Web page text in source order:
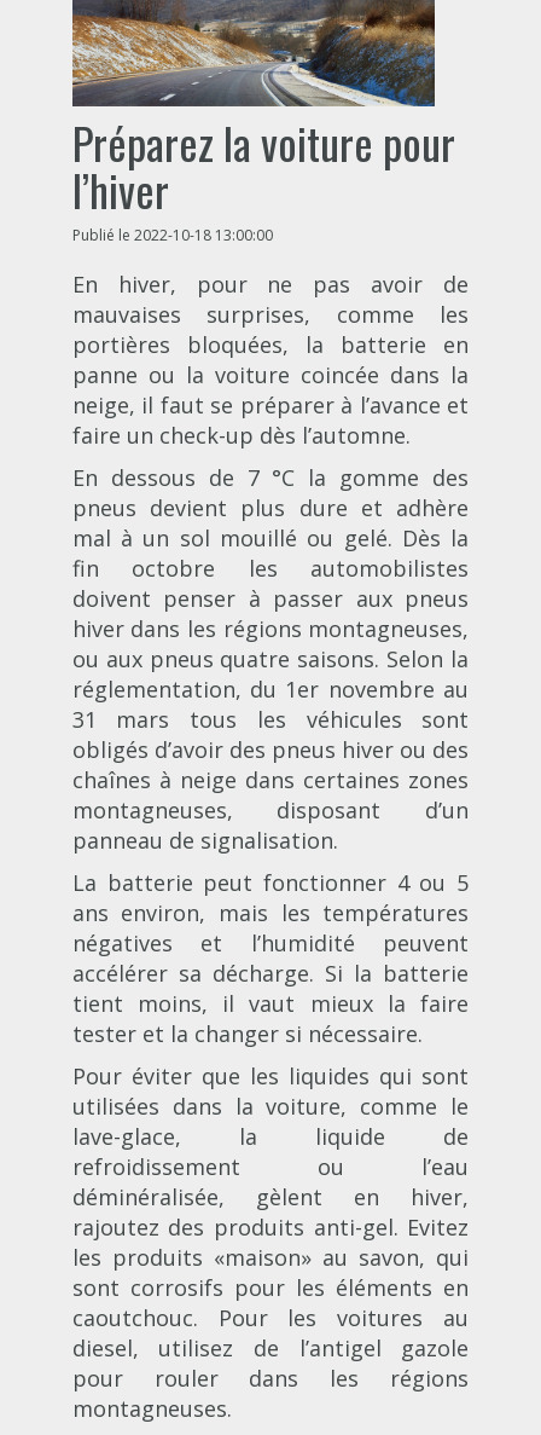
Préparez la voiture pour
l’hiver
Publié le 2022-10-18 13:00:00
En hiver, pour ne pas avoir de
mauvaises surprises, comme les
portières bloquées, la batterie en
panne ou la voiture coincée dans la
neige, il faut se préparer à l’avance et
faire un check-up dès l’automne.
En dessous de 7 °C la gomme des
pneus devient plus dure et adhère
mal à un sol mouillé ou gelé. Dès la
fin octobre les automobilistes
doivent penser à passer aux pneus
hiver dans les régions montagneuses,
ou aux pneus quatre saisons. Selon la
réglementation, du 1er novembre au
31 mars tous les véhicules sont
obligés d’avoir des pneus hiver ou des
chaînes à neige dans certaines zones
montagneuses, disposant d’un
panneau de signalisation.
La batterie peut fonctionner 4 ou 5
ans environ, mais les températures
négatives et l’humidité peuvent
accélérer sa décharge. Si la batterie
tient moins, il vaut mieux la faire
tester et la changer si nécessaire.
Pour éviter que les liquides qui sont
utilisées dans la voiture, comme le
lave-glace, la liquide de
refroidissement ou l’eau
déminéralisée, gèlent en hiver,
rajoutez des produits anti-gel. Evitez
les produits «maison» au savon, qui
sont corrosifs pour les éléments en
caoutchouc. Pour les voitures au
diesel, utilisez de l’antigel gazole
pour rouler dans les régions
montagneuses.